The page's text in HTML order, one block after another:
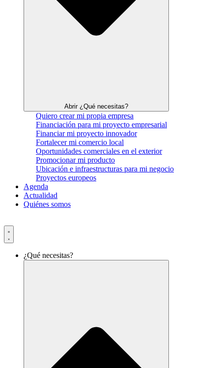
Abrir ¿Qué necesitas?
Quiero crear mi propia empresa
Financiación para mi proyecto empresarial
Financiar mi proyecto innovador
Fortalecer mi comercio local
Oportunidades comerciales en el exterior
Promocionar mi producto
Ubicación e infraestructuras para mi negocio
Proyectos europeos
Agenda
Actualidad
Quiénes somos
¿Qué necesitas?